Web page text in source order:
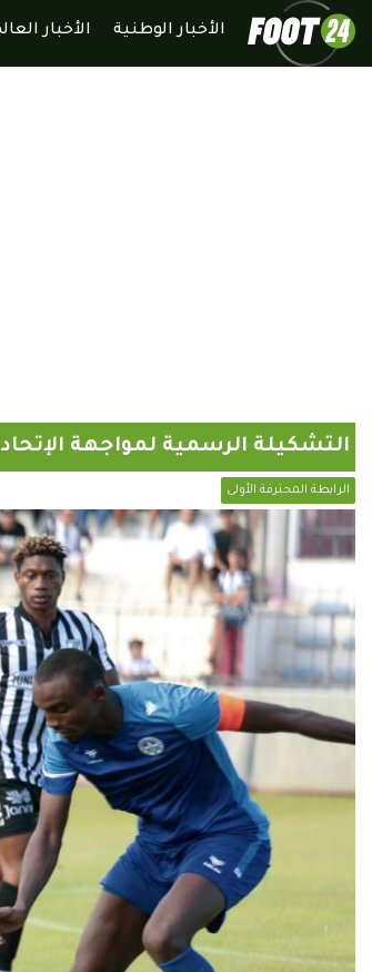
الأخبار الوطنية الأخبار
التشكيلة الرسمية لمواجهة
الرابطة المحترفة الأولى